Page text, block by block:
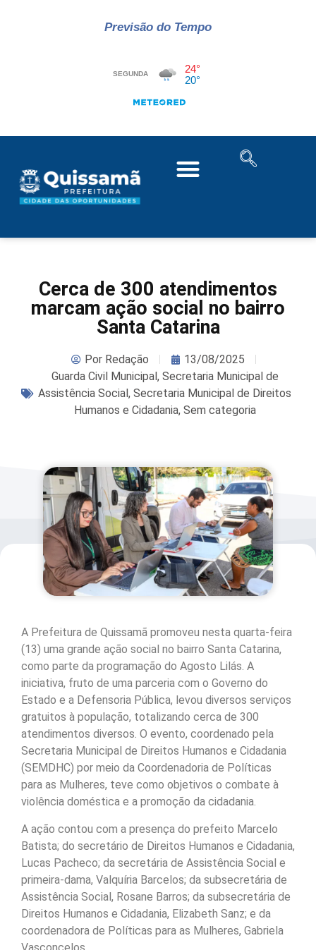
Previsão do Tempo
Cerca de 300 atendimentos
marcam ação social no bairro
Santa Catarina
PorRedação
13/08/2025
Guarda Civil Municipal, Secretaria Municipal de
Assistência Social, Secretaria Municipal de Direitos
Humanos e Cidadania, Sem categoria
A Prefeitura de Quissamã promoveu nesta quarta-feira
(13) uma grande ação social no bairro Santa Catarina,
como parte da programação do Agosto Lilás. A
iniciativa, fruto de uma parceria com o Governo do
Estado e a Defensoria Pública, levou diversos serviços
gratuitos à população, totalizando cerca de 300
atendimentos diversos. O evento, coordenado pela
Secretaria Municipal de Direitos Humanos e Cidadania
(SEMDHC) por meio da Coordenadoria de Políticas
para as Mulheres, teve como objetivos o combate à
violência doméstica e a promoção da cidadania.
A ação contou com a presença do prefeito Marcelo
Batista; do secretário de Direitos Humanos e Cidadania,
Lucas Pacheco; da secretária de Assistência Social e
primeira-dama, Valquíria Barcelos; da subsecretária de
Assistência Social, Rosane Barros; da subsecretária de
Direitos Humanos e Cidadania, Elizabeth Sanz; e da
coordenadora de Políticas para as Mulheres, Gabriela